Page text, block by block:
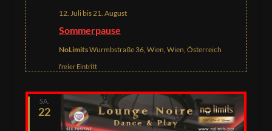
Sommerpause
12. Julibis 21. August
NoLimitsWurmbstraße 36, Wien, Wien, Österreich
freier Eintritt
SA.
22